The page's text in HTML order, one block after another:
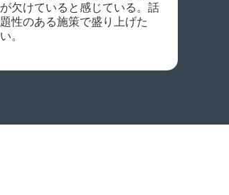
が欠けていると感じている。話
題性のある施策で盛り上げた
い。